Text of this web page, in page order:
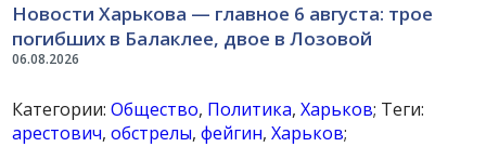
06.08.2026
Новости Харькова — главное 6 августа: трое
погибших в Балаклее, двое в Лозовой
Категории:Общество, Политика,Харьков; Теги:
арестович,обстрелы,фейгин,Харьков;